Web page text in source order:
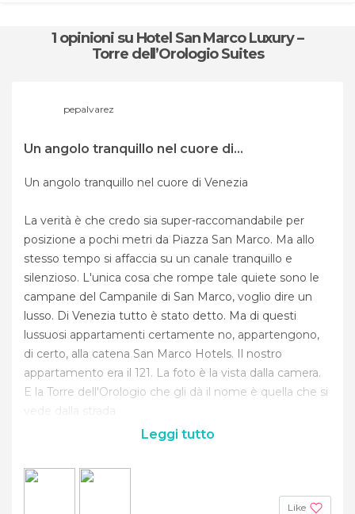
1 opinioni su Hotel San Marco Luxury –
Torre dell’Orologio Suites
pepalvarez
Un angolo tranquillo nel cuore di...
Un angolo tranquillo nel cuore di Venezia
La verità è che credo sia super-raccomandabile per
posizione a pochi metri da Piazza San Marco. Ma allo
stesso tempo si affaccia su un canale tranquillo e
silenzioso. L'unica cosa che rompe tale quiete sono le
campane del Campanile di San Marco, voglio dire un
lusso. Di Venezia tutto è stato detto. Ma di questi
lussuosi appartamenti certamente no, appartengono,
di certo, alla catena San Marco Hotels. Il nostro
appartamento era il 121. La foto è la vista dalla camera.
E la Torre dell'Orologio che gli dà il nome è quella che si
vede dalla strada
Leggi tutto
Like